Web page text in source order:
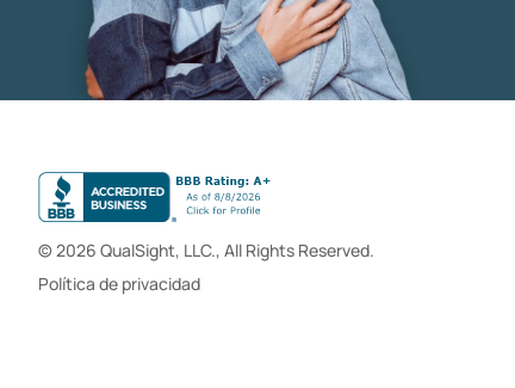
© 2026 QualSight, LLC., All Rights Reserved.
Política de privacidad